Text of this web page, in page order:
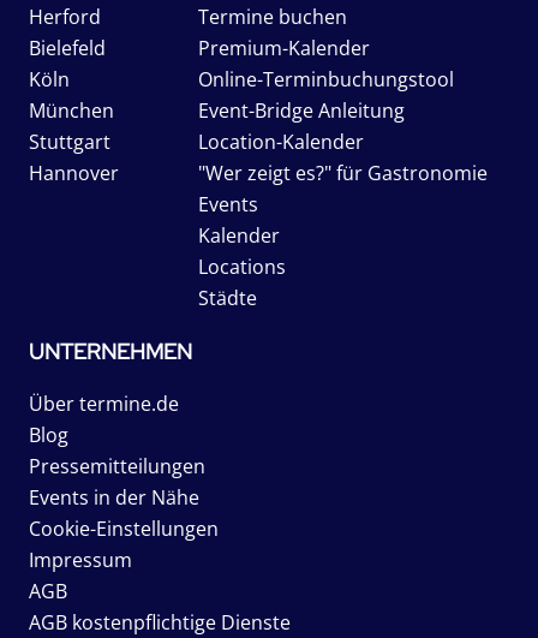
Herford
Bielefeld
Köln
München
Stuttgart
Hannover
Termine buchen
Premium-Kalender
Online-Terminbuchungstool
Event-Bridge Anleitung
Location-Kalender
"Wer zeigt es?" für Gastronomie
Events
Kalender
Locations
Städte
UNTERNEHMEN
Über termine.de
Blog
Pressemitteilungen
Events in der Nähe
Cookie-Einstellungen
Impressum
AGB
AGB kostenpflichtige Dienste